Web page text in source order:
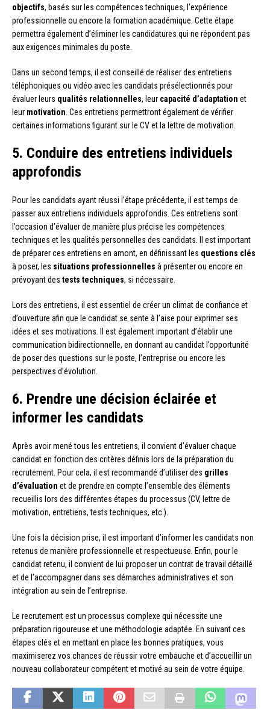
objectifs, basés sur les compétences techniques, l’expérience
professionnelle ou encore la formation académique. Cette étape
permettra également d’éliminer les candidatures qui ne répondent pas
aux exigences minimales du poste.
Dans un second temps, il est conseillé de réaliser des entretiens
téléphoniques ou vidéo avec les candidats présélectionnés pour
évaluer leurs qualités relationnelles, leur capacité d’adaptation et
leur motivation . Ces entretiens permettront également de vérifier
certaines informations figurant sur le CV et la lettre de motivation.
5. Conduire des entretiens individuels
approfondis
Pour les candidats ayant réussi l’étape précédente, il est temps de
passer aux entretiens individuels approfondis. Ces entretiens sont
l’occasion d’évaluer de manière plus précise les compétences
techniques et les qualités personnelles des candidats. Il est important
de préparer ces entretiens en amont, en définissant les questions clés
à poser, les situations professionnelles à présenter ou encore en
prévoyant des tests techniques, si nécessaire.
Lors des entretiens, il est essentiel de créer un climat de confiance et
d’ouverture afin que le candidat se sente à l’aise pour exprimer ses
idées et ses motivations. Il est également important d’établir une
communication bidirectionnelle, en donnant au candidat l’opportunité
de poser des questions sur le poste, l’entreprise ou encore les
perspectives d’évolution.
6. Prendre une décision éclairée et
informer les candidats
Après avoir mené tous les entretiens, il convient d’évaluer chaque
candidat en fonction des critères définis lors de la préparation du
recrutement. Pour cela, il est recommandé d’utiliser des grilles
d’évaluation et de prendre en compte l’ensemble des éléments
recueillis lors des différentes étapes du processus (CV, lettre de
motivation, entretiens, tests techniques, etc.).
Une fois la décision prise, il est important d’informer les candidats non
retenus de manière professionnelle et respectueuse. Enfin, pour le
candidat retenu, il convient de lui proposer un contrat de travail détaillé
et de l’accompagner dans ses démarches administratives et son
intégration au sein de l’entreprise.
Le recrutement est un processus complexe qui nécessite une
préparation rigoureuse et une méthodologie adaptée. En suivant ces
étapes clés et en mettant en place les bonnes pratiques, vous
maximiserez vos chances de réussir votre embauche et d’accueillir un
nouveau collaborateur compétent et motivé au sein de votre équipe.